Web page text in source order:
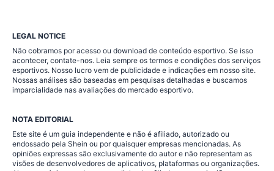
LEGAL NOTICE
Não cobramos por acesso ou download de conteúdo esportivo. Se isso
acontecer, contate-nos. Leia sempre os termos e condições dos serviços
esportivos. Nosso lucro vem de publicidade e indicações em nosso site.
Nossas análises são baseadas em pesquisas detalhadas e buscamos
imparcialidade nas avaliações do mercado esportivo.
NOTA EDITORIAL
Este site é um guia independente e não é afiliado, autorizado ou
endossado pela Shein ou por quaisquer empresas mencionadas. As
opiniões expressas são exclusivamente do autor e não representam as
visões de desenvolvedores de aplicativos, plataformas ou organizações.